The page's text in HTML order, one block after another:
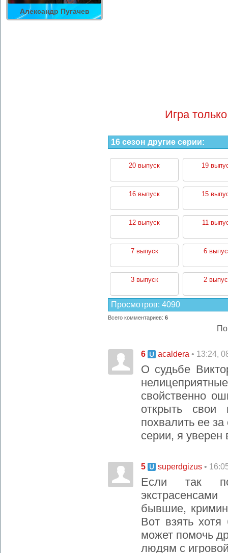
Александр Пугачев
Игра
16 сезон другие серии:
20 выпуск 19
16 выпуск 15
12 выпуск 11
7 выпуск 6
3 выпуск 2
Просмотров: 4090
Всего комментариев: 6
6 acaldera • 13:24,
О судьбе
свойственно
открыть свои
похвалить ее
серии, я уверен
5 superdgizus •
Если так
бывшие,
Вот взять
может помочь
людям с